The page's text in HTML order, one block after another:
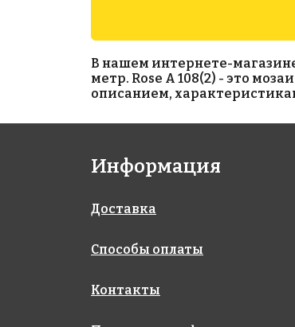
Rose WB 17
327x327
В нашем интернете-магазине
метр. Rose A 108(2) - это
описанием,
Информация
Доставка
Способы оплаты
Контакты